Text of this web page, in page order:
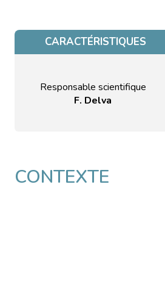
CARACTÉRISTIQUES
Responsable scientifique
F. Delva
CONTEXTE